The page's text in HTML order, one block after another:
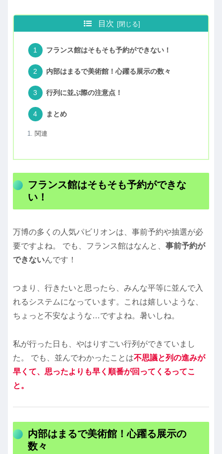
目次
フランス館はそもそも予約ができない！
内部はまるで美術館！心躍る展示の数々
行列に並ぶ際の注意点！
まとめ
関連
フランス館はそもそも予約ができな
い！
万博の多くの人気パビリオンは、事前予約や抽選が必
要ですよね。 でも、フランス館はなんと、 事前予約が
できないんです！
つまり、行きたいと思ったら、みんな平等に並んで入
れるシステムになっています。これは嬉しいような、
ちょっと不安なような…ですよね。暑いしね。
私が行った日も、やはりすごい行列ができていまし
た。 でも、並んでわかったことは不思議と列の進みが
早くて、思ったよりも早く順番が回ってくるってこ
と。
内部はまるで美術館！心躍る展示の
数々